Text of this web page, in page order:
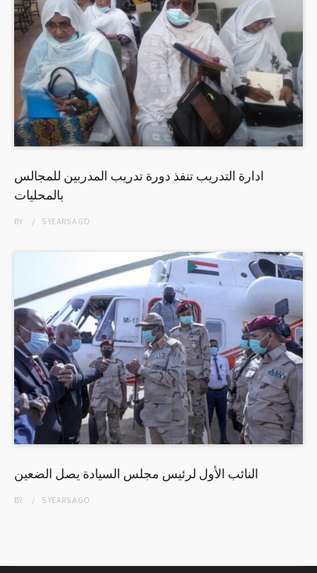
ادارة التدريب تنفذ دورة تدريب المدربين للمجالس
بالمحليات
BY 5 YEARSAGO
النائب الأول لرئيس مجلس السيادة يصل الضعين
BY 5 YEARSAGO